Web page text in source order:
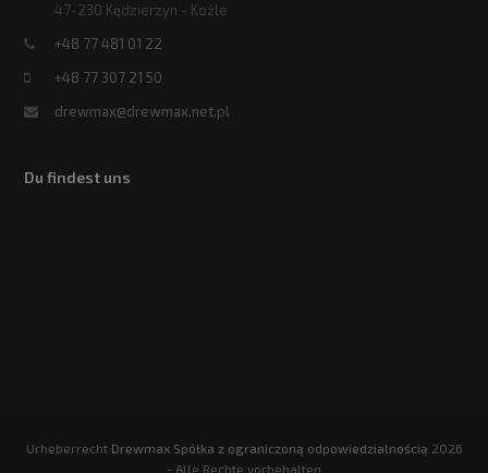
47-230 Kędzierzyn - Koźle
+48 77 481 01 22
+48 77 307 21 50
drewmax@drewmax.net.pl
Du findest uns
Urheberrecht Drewmax Spółka z ograniczoną odpowiedzialnością 2026
- Alle Rechte vorbehalten